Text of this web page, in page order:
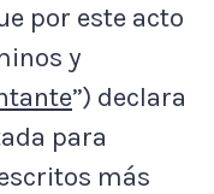
por este acto
y
”) declara
para
más